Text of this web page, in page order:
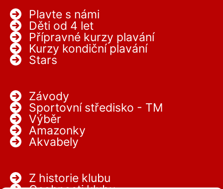
Plavte s námi
Děti od 4 let
Přípravné kurzy plavání
Kurzy kondiční plavání
Stars
Závody
Sportovní středisko - TM
Výběr
Amazonky
Akvabely
Z historie klubu